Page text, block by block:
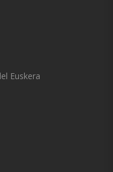
Euskera